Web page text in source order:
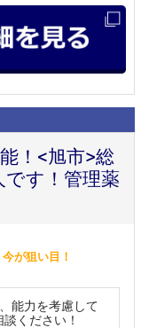
！<旭市>総
です！管理薬
今が狙い目！
能力を考慮して
ください！